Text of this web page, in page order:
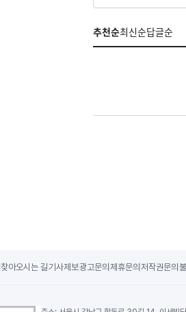
추천순최신순답글순
찾아오시는 길기사제보광고문의 제휴문의 저작권문의